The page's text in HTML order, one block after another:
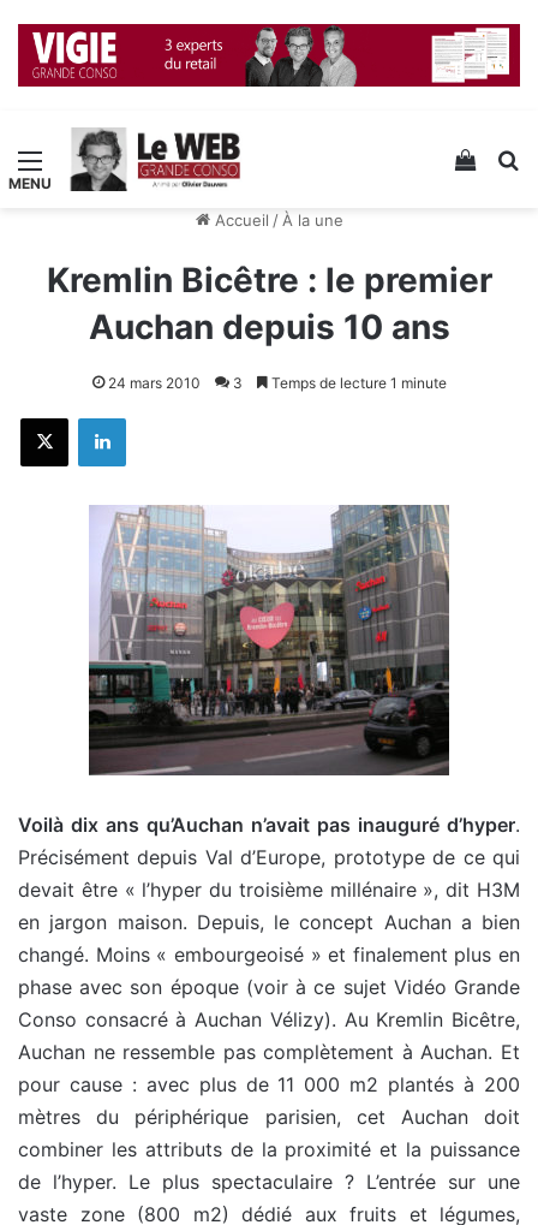
Menu Voir
Accueil / À la une
Kremlin Bicêtre : le premier
Auchan depuis 10 ans
24 mars 2010 3 Temps de lecture 1 minute
X Linkedin
Voilà dix ans qu’Auchan n’avait pas inauguré d’hyper.
Précisément depuis Val d’Europe, prototype de ce qui
devait être « l’hyper du troisième millénaire », dit H3M
en jargon maison. Depuis, le concept Auchan a bien
changé. Moins « embourgeoisé » et finalement plus en
phase avec son époque (voir à ce sujet Vidéo Grande
Conso consacré à Auchan Vélizy). Au Kremlin Bicêtre,
Auchan ne ressemble pas complètement à Auchan. Et
pour cause : avec plus de 11 000 m2 plantés à 200
mètres du périphérique parisien, cet Auchan doit
combiner les attributs de la proximité et la puissance
de l’hyper. Le plus spectaculaire ? L’entrée sur une
vaste zone (800 m2) dédié aux fruits et légumes,